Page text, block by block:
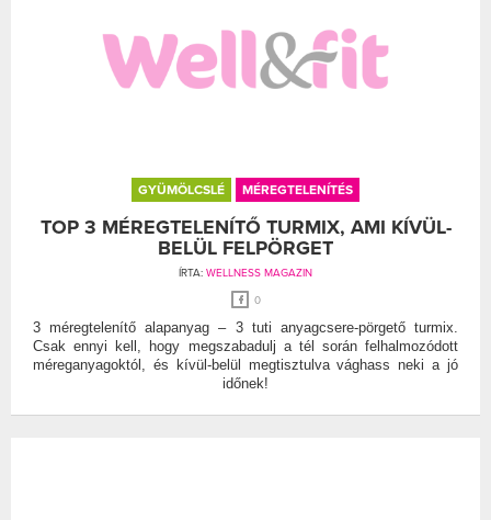
GYÜMÖLCSLÉ MÉREGTELENÍTÉS
TOP 3 MÉREGTELENÍTŐ TURMIX, AMI KÍVÜL-
BELÜL FELPÖRGET
ÍRTA: WELLNESS MAGAZIN
0
3 méregtelenítő alapanyag – 3 tuti anyagcsere-pörgető turmix.
Csak ennyi kell, hogy megszabadulj a tél során felhalmozódott
méreganyagoktól, és kívül-belül megtisztulva vághass neki a jó
időnek!